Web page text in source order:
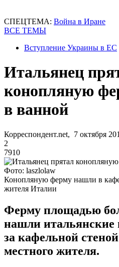
СПЕЦТЕМА: Война в Иране
ВСЕ ТЕМЫ
Вступление Украины в ЕС
Итальянец
конопляную
в ванной
Корреспондент.net, 7 октября
2
7910
Фото: laszlolaw
Конопляную ферму нашли в
жителя Италии
Ферму площадью
нашли итальянские
за кафельной
местного жителя.